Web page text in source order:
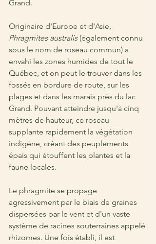
Grand.
Originaire d'Europe et d'Asie,
Phragmites australis (également connu
sous le nom de roseau commun) a
envahi les zones humides de tout le
Québec, et on peut le trouver dans les
fossés en bordure de route, sur les
plages et dans les marais près du lac
Grand. Pouvant atteindre jusqu'à cinq
mètres de hauteur, ce roseau
supplante rapidement la végétation
indigène, créant des peuplements
épais qui étouffent les plantes et la
faune locales.
Le phragmite se propage
agressivement par le biais de graines
dispersées par le vent et d'un vaste
système de racines souterraines appelé
rhizomes. Une fois établi, il est